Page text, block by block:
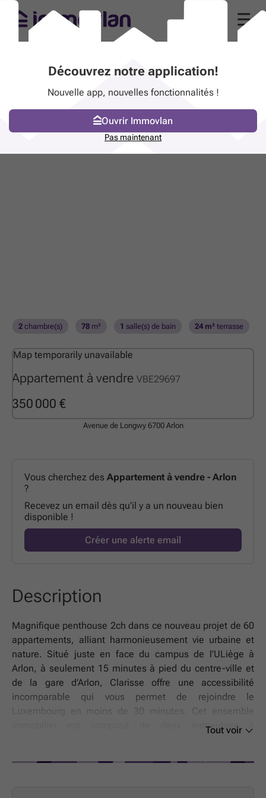
Appartement à vendre VBE29697
350 000 €
2chambre(s) 78m² 1 salle(s) de bain 24 m² terrasse
Map temporarily unavailable
Avenue de Longwy 6700 Arlon
Vous cherchez des Appartement à vendre - Arlon
?
Recevez un email dès qu’il y a un nouveau bien
disponible !
Créer une alerte email
Description
Magnifique penthouse 2ch dans ce nouveau projet de 60
appartements, alliant harmonieusement vie urbaine et
nature. Situé juste en face du campus de l’ULiège à
Arlon, à seulement 15 minutes à pied du centre-ville et
de la gare d’Arlon, Clarisse offre une accessibilité
incomparable qui vous permet de rejoindre le
Luxembourg en moins de 30 minutes. Cet ensemble
immobilier est composé de deux immeubles à
Tout voir
Découvrez notre application!
Nouvelle app, nouvelles fonctionnalités !
Ouvrir Immovlan
Pas maintenant